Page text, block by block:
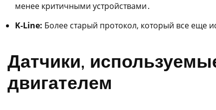
менее критичными устройствами․
K-Line: Более старый протокол, который все еще
Датчики,
двигателем